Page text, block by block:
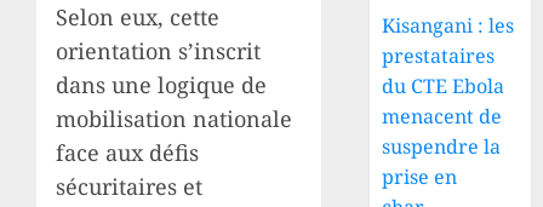
Selon eux, cette
orientation s’inscrit
dans une logique de
mobilisation nationale
face aux défis
sécuritaires et
Kisangani : les
prestataires
du CTE Ebola
menacent de
suspendre la
prise en